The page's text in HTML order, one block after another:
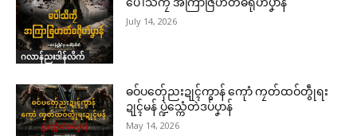
ဂလာန်ညးဒါန်လိက်
ပေဲါသဳကၠဳ အကြာဇြဟတ်ဓရိုဟ်ပၞာန်
July 14, 2026
ဓဝ်ပတှ်ေညးဍုၚ်ကွာန် ကေုာံ ကၠတ်ထဝ်တွဵုရး
ဍုၚ်မန် ပ္ဍဲသ္ကေံတဲဒပ်ပၞာန်
May 14, 2026